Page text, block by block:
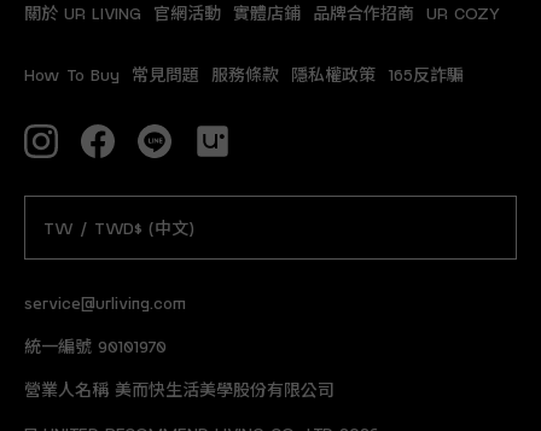
service@urliving.com
統一編號 90101970
營業人名稱 美而快生活美學股份有限公司
關於 UR LIVING 官網活動 實體店鋪 品牌合作招商 UR COZY
How To Buy 常見問題 服務條款 隱私權政策 165反詐騙
TW / TWD$ (中文)